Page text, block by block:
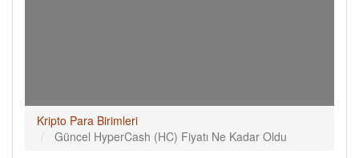
Kripto Para Birimleri
Güncel HyperCash (HC) Fiyatı Ne Kadar Oldu